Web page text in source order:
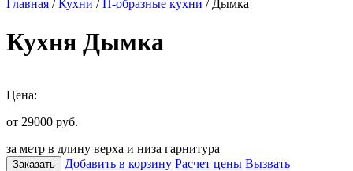
Главная / Кухни / П-образные кухни / Дымка
Кухня Дымка
Цена:
от 29000 руб.
за метр в длину верха и низа гарнитура
Заказать Добавить в корзину Расчет цены Вызвать